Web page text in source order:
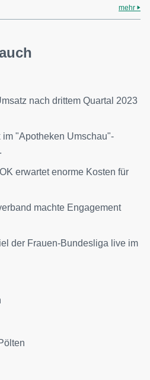
mehr
nach drittem Quartal 2023
"Apotheken Umschau"-
erwartet enorme Kosten für
machte Engagement
der Frauen-Bundesliga live im